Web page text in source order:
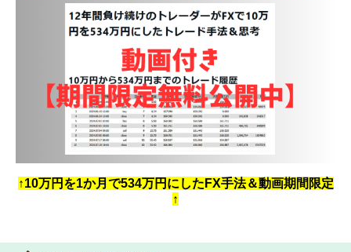
↑10万円を1か月で534万円にしたFX手法＆動画期間限定
↑